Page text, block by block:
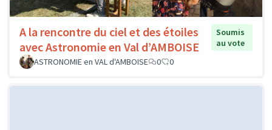
A la rencontre du ciel et des étoiles
avec Astronomie en Val d’AMBOISE
Soumis
au vote
ASTRONOMIE en VAL d'AMBOISE
0 0